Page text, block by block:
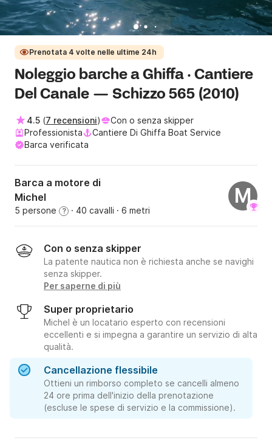
Prenotata 4 volte nelle ultime 24h
Noleggio barche a Ghiffa · Cantiere
Del Canale — Schizzo 565 (2010)
4.5 (7 recensioni)
Con o senza skipper
Professionista
Cantiere Di Ghiffa Boat Service
Barca verificata
Barca a motore di
Michel
5 persone ? · 40 cavalli · 6 metri
M
Con o senza skipper
La patente nautica non è richiesta anche se navighi
senza skipper.
Per saperne di più
Super proprietario
Michel è un locatario esperto con recensioni
eccellenti e si impegna a garantire un servizio di alta
qualità.
Cancellazione flessibile
Ottieni un rimborso completo se cancelli almeno
24 ore prima dell'inizio della prenotazione
(escluse le spese di servizio e la commissione).